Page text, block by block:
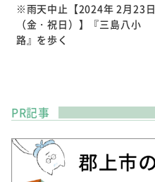
※雨天中止【2024年 2月23日
（金・祝日）】『三島八小
路』を歩く
PR記事